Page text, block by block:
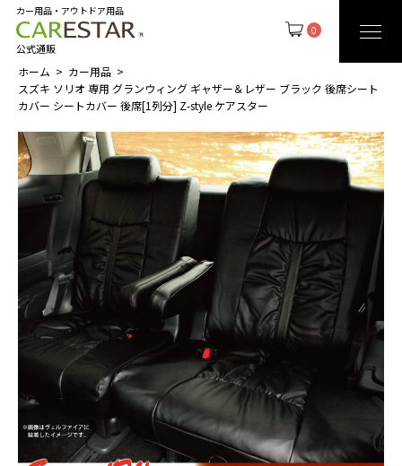
0
カー用品・アウトドア用品
公式通販
ホーム
カー用品
スズキ ソリオ 専用 グランウィング ギャザー＆レザー ブラック 後席シート
カバー シートカバー 後席[1列分] Z-style ケアスター